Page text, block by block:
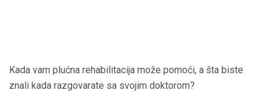
Kada vam plućna rehabilitacija može pomoći, a šta biste
znali kada razgovarate sa svojim doktorom?